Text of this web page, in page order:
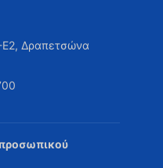
Ε2, Δραπετσώνα